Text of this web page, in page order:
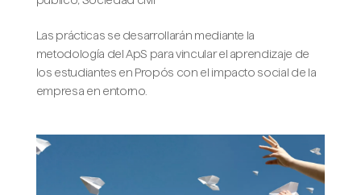
Las prácticas se desarrollarán mediante la
metodología del ApS para vincular el aprendizaje de
los estudiantes en Propós con el impacto social de la
empresa en entorno.